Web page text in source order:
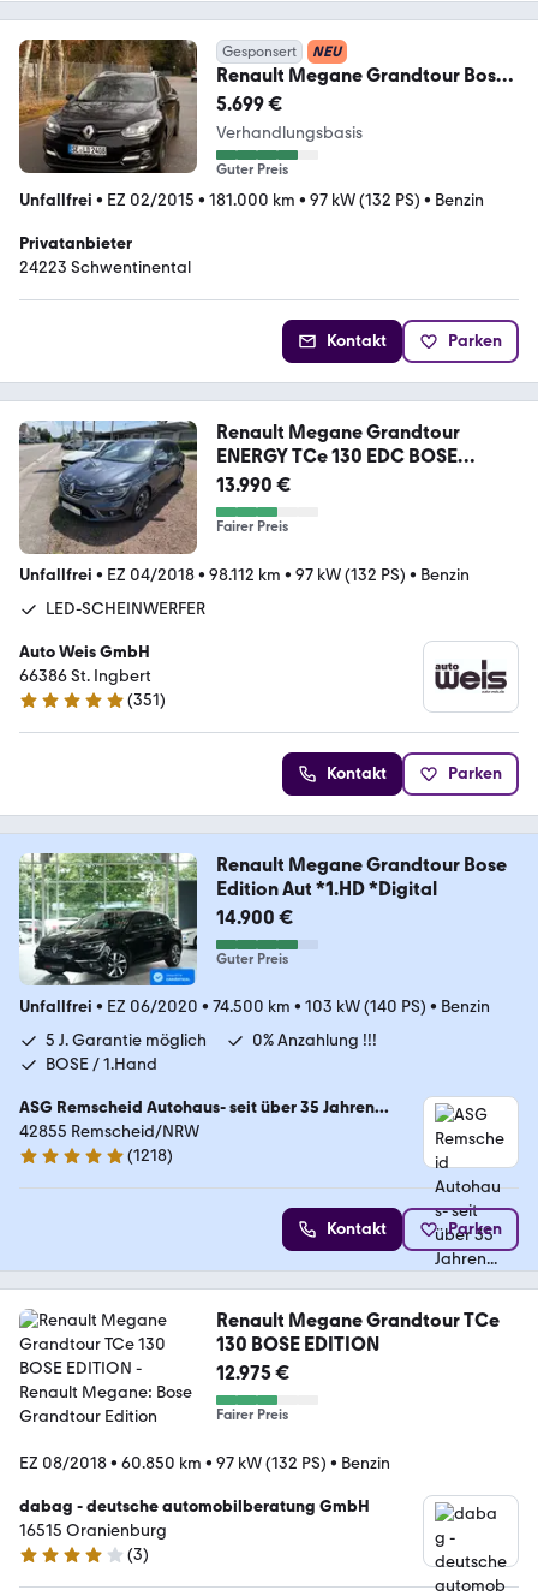
Gesponsert NEU
Renault Megane Grandtour Bose
Edition TCe 130 EDC Bo...
5.699 €
Verhandlungsbasis
Guter Preis
Unfallfrei • EZ 02/2015 • 181.000 km • 97 kW (132 PS) • Benzin
Privatanbieter
24223 Schwentinental
Kontakt Parken
Renault Megane Grandtour
ENERGY TCe 130 EDC BOSE
EDITION
13.990 €
Fairer Preis
Unfallfrei • EZ 04/2018• 98.112 km • 97 kW (132 PS) • Benzin
LED-SCHEINWERFER
Auto Weis GmbH
66386 St. Ingbert
4.9 Sterne
(351)
Kontakt Parken
Renault Megane Grandtour Bose
Edition Aut *1.HD *Digital
14.900 €
Guter Preis
Unfallfrei • EZ 06/2020 • 74.500 km • 103 kW (140 PS) • Benzin
5 J. Garantie möglich
0% Anzahlung !!!
BOSE / 1.Hand
ASG Remscheid Autohaus- seit über 35 Jahren...
42855 Remscheid/NRW
4.8 Sterne
(1218)
Kontakt Parken
Renault Megane Grandtour TCe
130 BOSE EDITION
12.975 €
Fairer Preis
EZ 08/2018• 60.850 km • 97 kW (132 PS) • Benzin
dabag - deutsche automobilberatung GmbH
16515 Oranienburg
4 Sterne
(3)